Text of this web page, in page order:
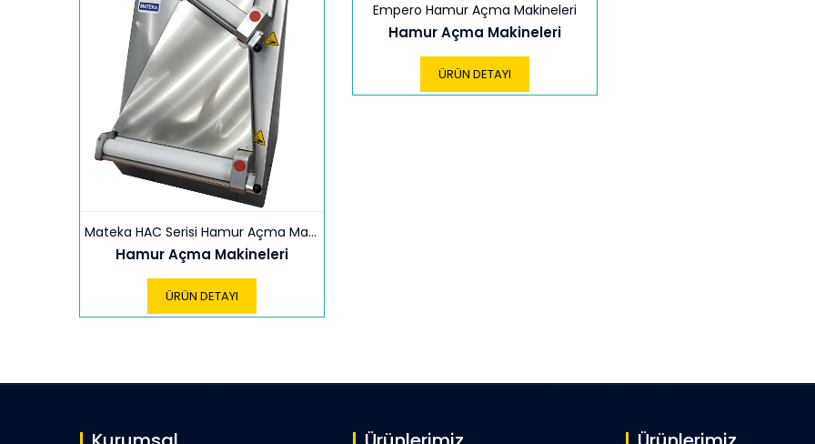
Mateka HAC Serisi Hamur Açma Makineleri 30-40-60 cm
Hamur Açma Makineleri
ÜRÜN DETAYI
Empero Hamur Açma Makineleri
Hamur Açma Makineleri
ÜRÜN DETAYI